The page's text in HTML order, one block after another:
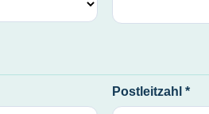
Postleitzahl *